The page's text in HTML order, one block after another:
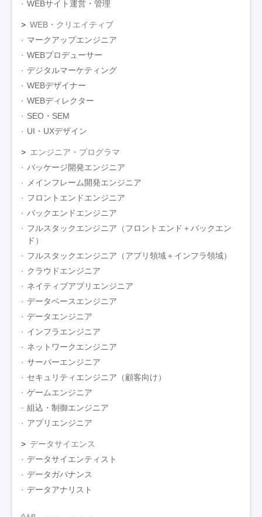
WEBサイト運営・管理
WEB・クリエイティブ
マークアップエンジニア
WEBプロデューサー
デジタルマーケティング
WEBデザイナー
WEBディレクター
SEO・SEM
UI・UXデザイン
エンジニア・プログラマ
パッケージ開発エンジニア
メインフレーム開発エンジニア
フロントエンドエンジニア
バックエンドエンジニア
フルスタックエンジニア（フロントエンド＋バックエン
ド）
フルスタックエンジニア（アプリ領域＋インフラ領域）
クラウドエンジニア
ネイティブアプリエンジニア
データベースエンジニア
データエンジニア
インフラエンジニア
ネットワークエンジニア
サーバーエンジニア
セキュリティエンジニア（顧客向け）
ゲームエンジニア
組込・制御エンジニア
アプリエンジニア
データサイエンス
データサイエンティスト
データガバナンス
データアナリスト